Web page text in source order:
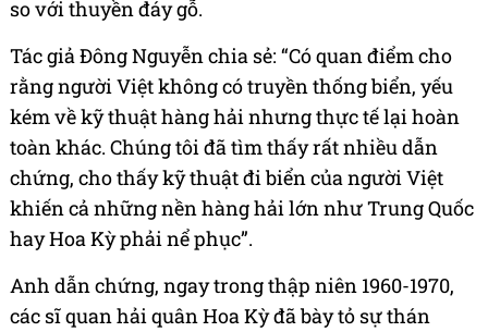
so với thuyền đáy gỗ.
Tác giả Đông Nguyễn chia sẻ: “Có quan điểm cho
rằng người Việt không có truyền thống biển, yếu
kém về kỹ thuật hàng hải nhưng thực tế lại hoàn
toàn khác. Chúng tôi đã tìm thấy rất nhiều dẫn
chứng, cho thấy kỹ thuật đi biển của người Việt
khiến cả những nền hàng hải lớn như Trung Quốc
hay Hoa Kỳ phải nể phục”.
Anh dẫn chứng, ngay trong thập niên 1960-1970,
các sĩ quan hải quân Hoa Kỳ đã bày tỏ sự thán